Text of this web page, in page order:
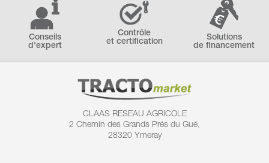
Conseils
d'expert
Contrôle
et certification
Solutions
de financement
CLAAS RESEAU AGRICOLE
2 Chemin des Grands Prés du Gué,
28320 Ymeray